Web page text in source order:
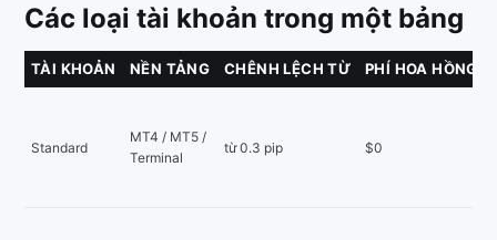
Các loại tài khoản trong một bảng
TÀI KHOẢN NỀN TẢNG CHÊNH LỆCH TỪ PHÍ HOA HỒNG
Standard
MT4 / MT5 /
Terminal
từ 0.3 pip $0